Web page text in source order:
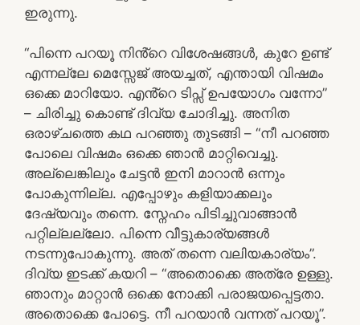
ഇരുന്നു.
“പിന്നെ പറയൂ നിൻ്റെ വിശേഷങ്ങൾ, കുറേ ഉണ്ട്
എന്നല്ലേ മെസ്സേജ് അയച്ചത്, എന്തായി വിഷമം
ഒക്കെ മാറിയോ. എൻ്റെ ടിപ്സ് ഉപയോഗം വന്നോ”
– ചിരിച്ചു കൊണ്ട് ദിവ്യ ചോദിച്ചു. അനിത
ഒരാഴ്ചത്തെ കഥ പറഞ്ഞു തുടങ്ങി – “നീ പറഞ്ഞ
പോലെ വിഷമം ഒക്കെ ഞാൻ മാറ്റിവെച്ചു.
അല്ലെങ്കിലും ചേട്ടൻ ഇനി മാറാൻ ഒന്നും
പോകുന്നില്ല. എപ്പോഴും കളിയാക്കലും
ദേഷ്യവും തന്നെ. സ്നേഹം പിടിച്ചുവാങ്ങാൻ
പറ്റില്ലല്ലോ. പിന്നെ വീട്ടുകാര്യങ്ങൾ
നടന്നുപോകുന്നു. അത് തന്നെ വലിയകാര്യം”.
ദിവ്യ ഇടക്ക് കയറി – “അതൊക്കെ അത്രേ ഉള്ളു.
ഞാനും മാറ്റാൻ ഒക്കെ നോക്കി പരാജയപ്പെട്ടതാ.
അതൊക്കെ പോട്ടെ. നീ പറയാൻ വന്നത് പറയൂ”.